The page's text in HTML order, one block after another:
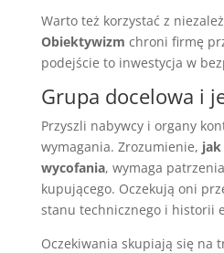
Warto też korzystać z
Obiektywizm chroni firmę
podejście to inwestycja w
Grupa docelowa i
Przyszli nabywcy i organy
wymagania. Zrozumienie,
wycofania, wymaga
kupującego. Oczekują oni
stanu technicznego i historii
Oczekiwania skupiają się na